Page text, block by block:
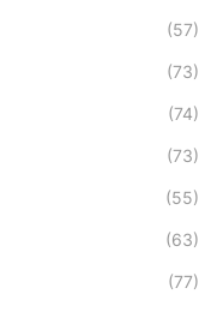
(57)
(73)
(74)
(73)
(55)
(63)
(77)